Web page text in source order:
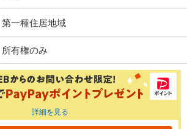
第一種住居地域
所有権のみ
詳細を見る